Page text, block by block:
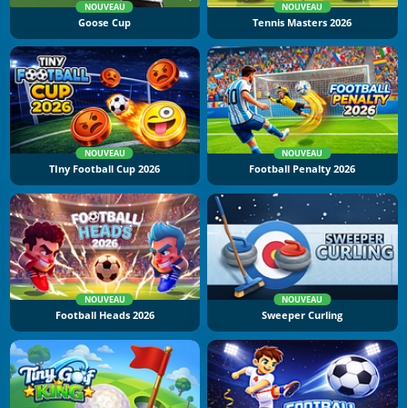
NOUVEAU
Goose Cup
NOUVEAU
Tennis Masters 2026
NOUVEAU
TIny Football Cup 2026
NOUVEAU
Football Penalty 2026
NOUVEAU
Football Heads 2026
NOUVEAU
Sweeper Curling